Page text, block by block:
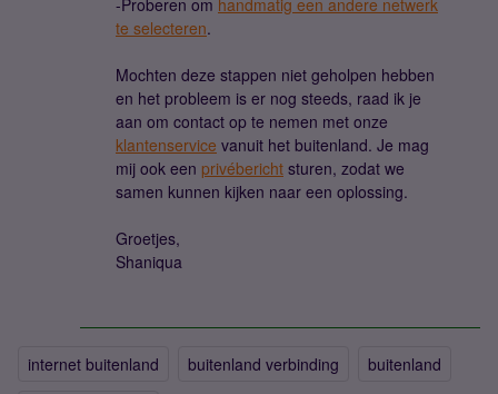
-Proberen om handmatig een andere netwerk
te selecteren.
Mochten deze stappen niet geholpen hebben
en het probleem is er nog steeds, raad ik je
aan om contact op te nemen met onze
klantenservice vanuit het buitenland. Je mag
mij ook een privébericht sturen, zodat we
samen kunnen kijken naar een oplossing.
Groetjes,
Shaniqua
internet buitenland buitenland verbinding
buitenland